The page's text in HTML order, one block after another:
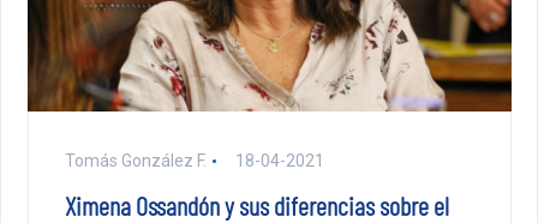
Tomás González F. 18-04-2021
Ximena Ossandón y sus diferencias sobre el